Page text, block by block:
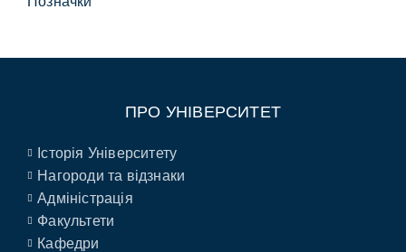
ПРО УНІВЕРСИТЕТ
Історія Університету
Нагороди та відзнаки
Адміністрація
Факультети
Кафедри